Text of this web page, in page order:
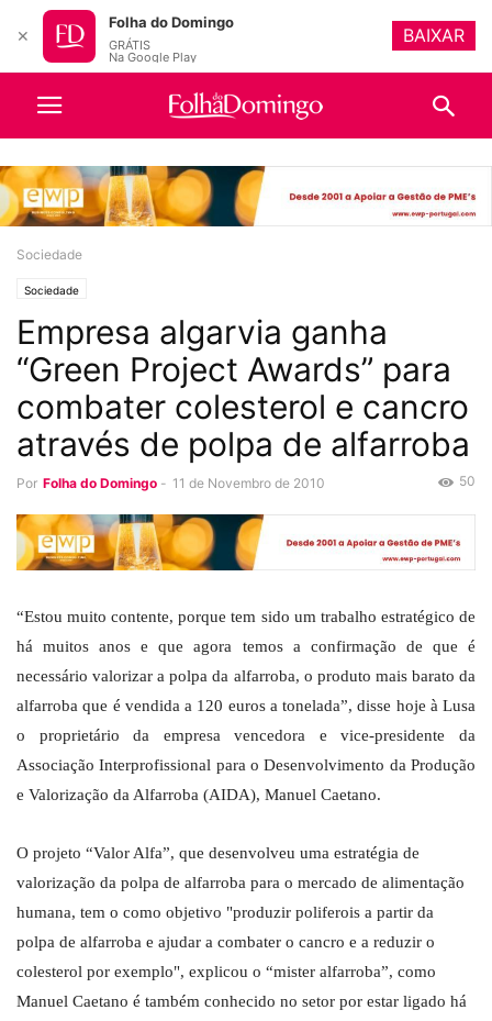
Sociedade
Sociedade
Empresa algarvia ganha
“Green Project Awards” para
combater colesterol e cancro
através de polpa de alfarroba
Por Folha do Domingo - 11 de Novembro de 2010 50
“Estou muito contente, porque tem sido um trabalho estratégico de
há muitos anos e que agora temos a confirmação de que é
necessário valorizar a polpa da alfarroba, o produto mais barato da
alfarroba que é vendida a 120 euros a tonelada”, disse hoje à Lusa
o proprietário da empresa vencedora e vice-presidente da
Associação Interprofissional para o Desenvolvimento da Produção
e Valorização da Alfarroba (AIDA), Manuel Caetano.
O projeto “Valor Alfa”, que desenvolveu uma estratégia de
valorização da polpa de alfarroba para o mercado de alimentação
humana, tem o como objetivo "produzir poliferois a partir da
polpa de alfarroba e ajudar a combater o cancro e a reduzir o
colesterol por exemplo", explicou o “mister alfarroba”, como
Manuel Caetano é também conhecido no setor por estar ligado há
✕
Folha do Domingo
GRÁTIS
Na Google Play
BAIXAR